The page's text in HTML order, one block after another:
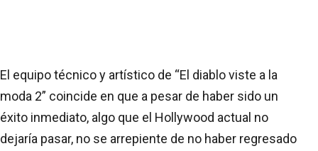
El equipo técnico y artístico de “El diablo viste a la
moda 2” coincide en que a pesar de haber sido un
éxito inmediato, algo que el Hollywood actual no
dejaría pasar, no se arrepiente de no haber regresado